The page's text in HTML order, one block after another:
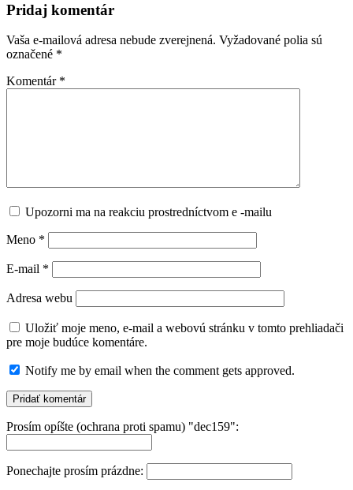
Pridaj komentár
Vaša e-mailová adresa nebude zverejnená. Vyžadované polia sú
označené *
Komentár *
Upozorni ma na reakciu prostredníctvom e -mailu
Meno *
E-mail *
Adresa webu
Uložiť moje meno, e-mail a webovú stránku v tomto prehliadači
pre moje budúce komentáre.
Notify me by email when the comment gets approved.
Prosím opíšte (ochrana proti spamu) "dec159":
Ponechajte prosím prázdne: